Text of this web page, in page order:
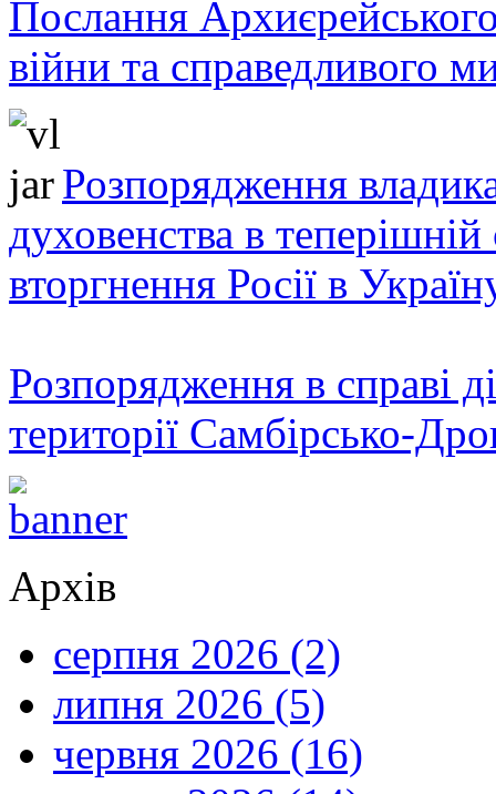
Послання
війни та справедливого
Розпорядження
духовенства в теперішній
вторгнення Росії в
Розпорядження в справі
території Самбірсько-
Архів
серпня 2026 (2)
липня 2026 (5)
червня 2026 (16)